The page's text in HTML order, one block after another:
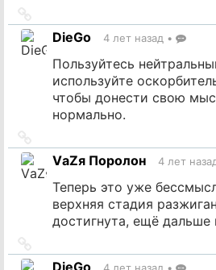
на
источник
DieGo 4 лет назад •
Пользуйтесь
используйте
чтобы донести свою
нормально.
на
источник
VаZя Поролон 4 лет
Теперь это уже
верхняя стадия
достигнута, ещё дальше
на
DieGo